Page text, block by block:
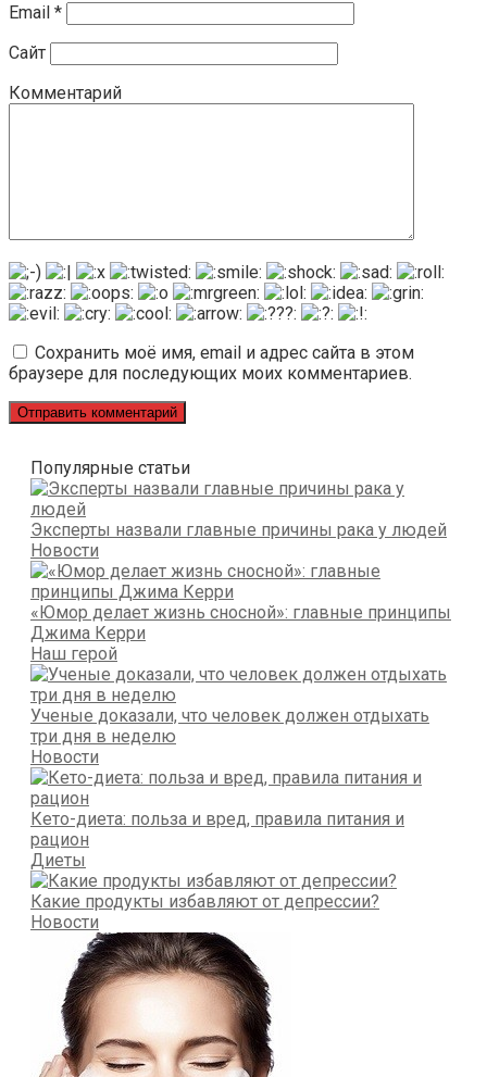
Email *
Сайт
Комментарий
Сохранить моё имя, email и адрес сайта в этом
браузере для последующих моих комментариев.
Популярные статьи
Эксперты назвали главные причины рака у людей
Новости
«Юмор делает жизнь сносной»: главные принципы
Джима Керри
Наш герой
Ученые доказали, что человек должен отдыхать
три дня в неделю
Новости
Кето-диета: польза и вред, правила питания и
рацион
Диеты
Какие продукты избавляют от депрессии?
Новости